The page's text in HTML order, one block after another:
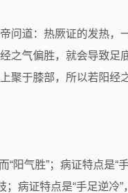
问道：热厥证的发热，
之气偏胜，就会导致足
聚于膝部，所以若阳经
阳气胜”；病证特点是“
病证特点是“手足逆冷